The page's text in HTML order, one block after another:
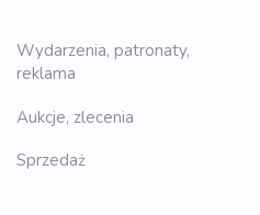
Wydarzenia, patronaty,
reklama
Aukcje, zlecenia
Sprzedaż